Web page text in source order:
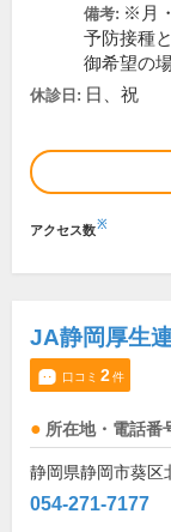
備考: ※月
予防接種
御希望の
休診日: 日、祝
アクセス数※
JA静岡厚生
口コミ 2件
所在地・電話番
静岡県静岡市葵区
054-271-7177